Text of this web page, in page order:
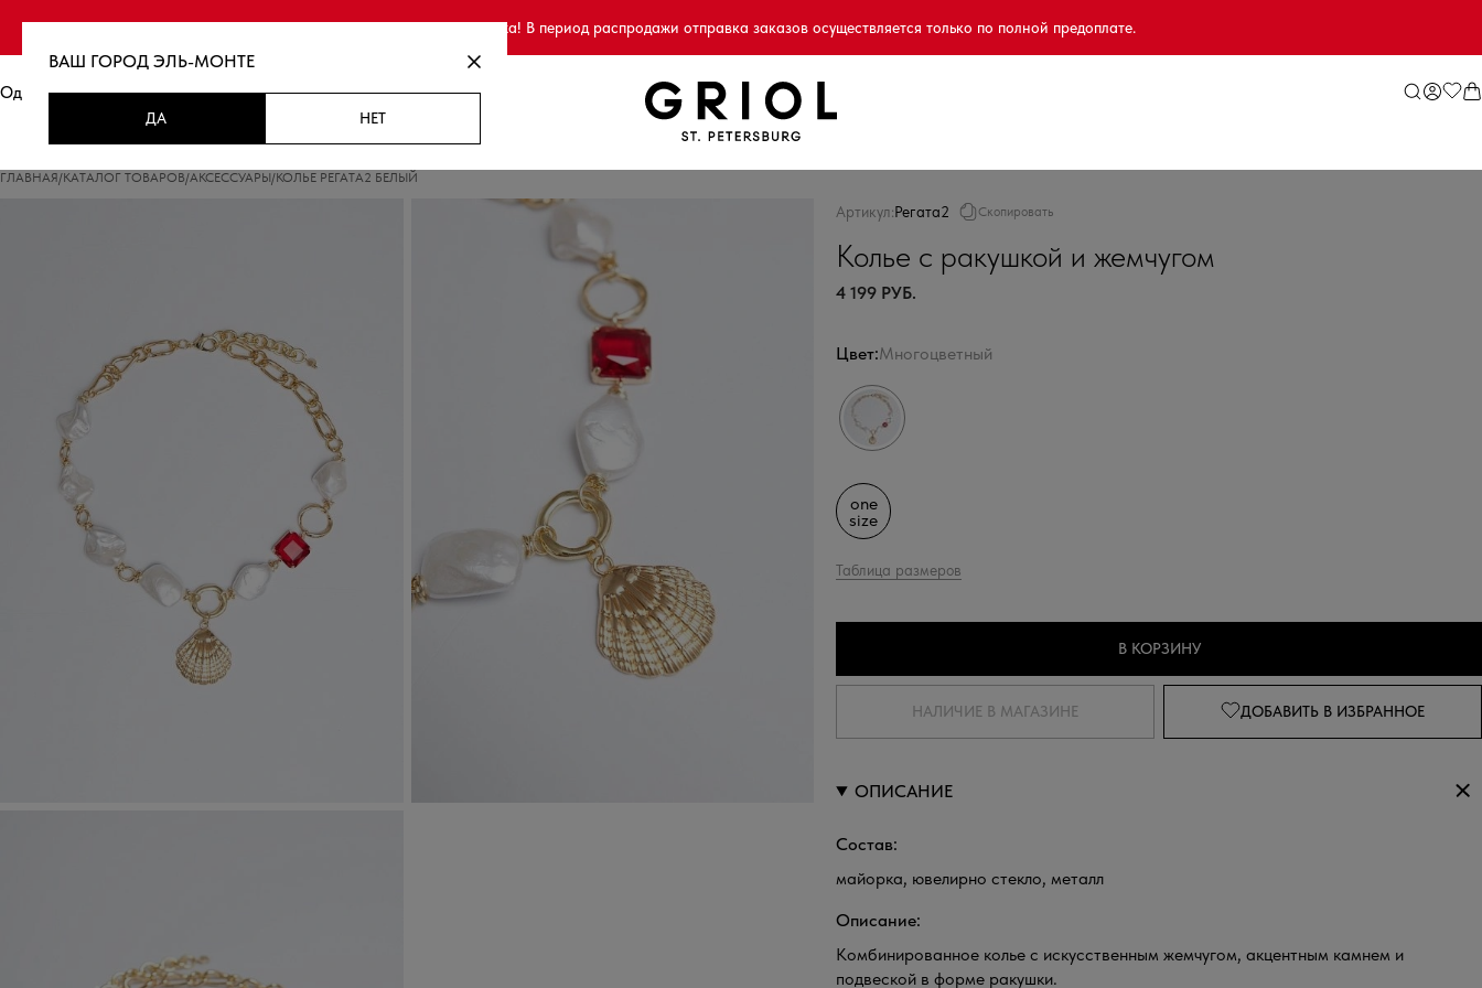
Финальная распродажа! В период распродажи отправка заказов осуществляется только по полной предоплате.
Одежда Новинки Распродажа
ГЛАВНАЯ/КАТАЛОГ ТОВАРОВ/АКСЕССУАРЫ/КОЛЬЕ РЕГАТА2 БЕЛЫЙ
Артикул:Регата2 Скопировать
Колье с ракушкой и жемчугом
4 199 РУБ.
Цвет:Многоцветный
one
size
Таблица размеров
В КОРЗИНУ
НАЛИЧИЕ В МАГАЗИНЕ ДОБАВИТЬ В ИЗБРАННОЕ
ОПИСАНИЕ
Состав:
майорка, ювелирно стекло, металл
Описание:
Комбинированное колье с искусственным жемчугом, акцентным камнем и
подвеской в форме ракушки.
ВАШ ГОРОД ЭЛЬ-МОНТЕ
ДА НЕТ